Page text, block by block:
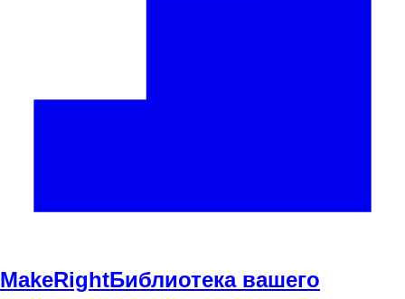
MakeRightБиблиотека вашего